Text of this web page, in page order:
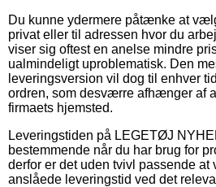
Du kunne ydermere påtænke at
privat eller til adressen hvor du
viser sig oftest en anelse mindre
ualmindeligt uproblematisk. Den
leveringsversion vil dog til enhver
ordren, som desværre afhænger af
firmaets hjemsted.
Leveringstiden på LEGETØJ
bestemmende når du har brug for
derfor er det uden tvivl passende at
anslåede leveringstid ved det